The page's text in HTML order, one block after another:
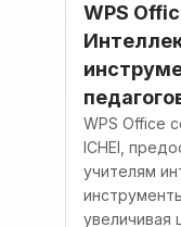
WPS
WPS Office
ICHEI,
учителям
увеличивая